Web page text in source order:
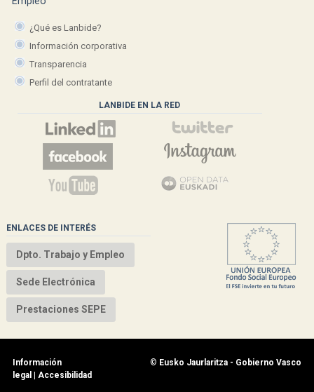
¿Qué es Lanbide?
Información corporativa
Transparencia
Perfil del contratante
LANBIDE EN LA RED
ENLACES DE INTERÉS
Dpto. Trabajo y Empleo
Sede Electrónica
Prestaciones SEPE
Información
legal | Accesibilidad
© Eusko Jaurlaritza - Gobierno Vasco